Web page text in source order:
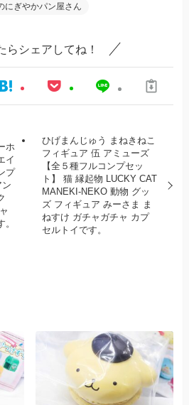
にぎやかパン屋さん
らシェアしてね！
ホ
イ
プ
ひげまんじゅう まねきねこ
フィギュア 伍 アミューズ
【全５種フルコンプセッ
ト】 猫 縁起物 LUCKY CAT
MANEKI-NEKO 動物 グッ
ズ フィギュア みーさま ま
ねすけ ガチャガチャ カプ
セルトイです。